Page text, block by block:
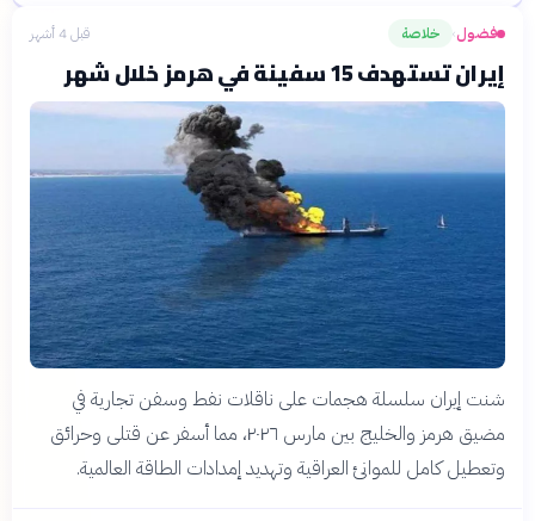
فضول› خلاصة قبل 4 أشهر
إيران تستهدف 15 سفينة في هرمز خلال شهر
شنت إيران سلسلة هجمات على ناقلات نفط وسفن تجارية في
مضيق هرمز والخليج بين مارس ٢٠٢٦، مما أسفر عن قتلى وحرائق
وتعطيل كامل للموانئ العراقية وتهديد إمدادات الطاقة العالمية.